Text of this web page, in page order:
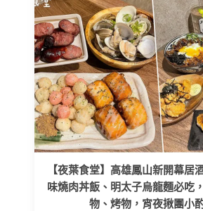
【夜葉食堂】高雄鳳山新開幕居
味燒肉丼飯、明太子烏龍麵必吃
物、烤物，宵夜揪團小